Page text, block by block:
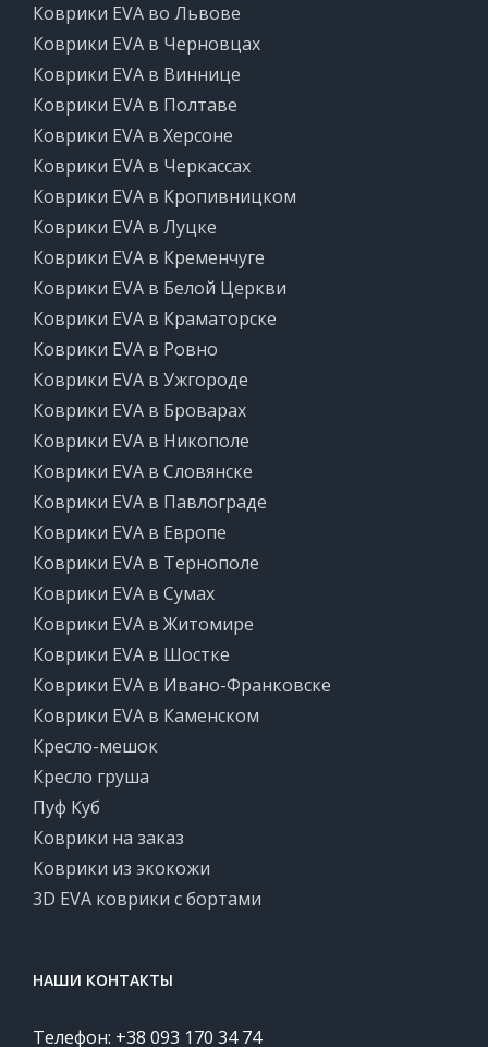
Коврики EVA во Львове
Коврики EVA в Черновцах
Коврики EVA в Виннице
Коврики EVA в Полтаве
Коврики EVA в Херсоне
Коврики EVA в Черкассах
Коврики EVA в Кропивницком
Коврики EVA в Луцке
Коврики EVA в Кременчуге
Коврики EVA в Белой Церкви
Коврики EVA в Краматорске
Коврики EVA в Ровно
Коврики EVA в Ужгороде
Коврики EVA в Броварах
Коврики EVA в Никополе
Коврики EVA в Словянске
Коврики EVA в Павлограде
Коврики EVA в Европе
Коврики EVA в Тернополе
Коврики EVA в Сумах
Коврики EVA в Житомире
Коврики EVA в Шостке
Коврики EVA в Ивано-Франковске
Коврики EVA в Каменском
Кресло-мешок
Кресло груша
Пуф Куб
Коврики на заказ
Коврики из экокожи
3D EVA коврики с бортами
НАШИ КОНТАКТЫ
Телефон: +38 093 170 34 74